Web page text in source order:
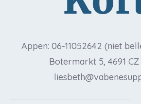
Appen: 06-11052642 (niet
Botermarkt 5, 4691